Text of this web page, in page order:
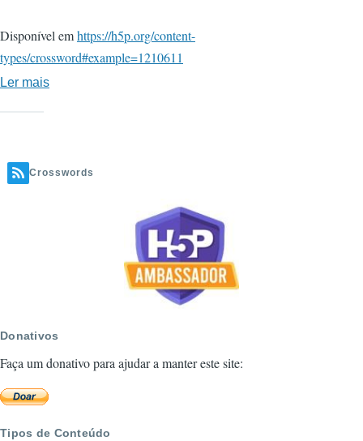
Disponível emhttps://h5p.org/content-
types/crossword#example=1210611
Ler mais
de
Crosswords
Donativos
Faça um donativo para ajudar a manter este site:
Tipos de Conteúdo